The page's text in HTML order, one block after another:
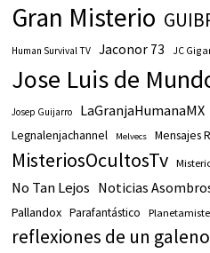
Gran Misterio
Human Survival TV Jaconor 73 JC
Jose Luis de
Josep Guijarro LaGranjaHumanaMX
Legnalenjachannel Melvecs Mensajes
MisteriosOcultosTv
No Tan Lejos Noticias
Pallandox Parafantástico
reflexiones de un galeno